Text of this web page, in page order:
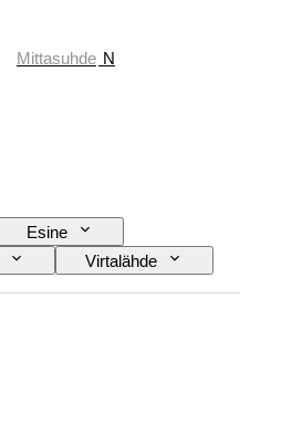
Mittasuhde N
Esine
Virtalähde